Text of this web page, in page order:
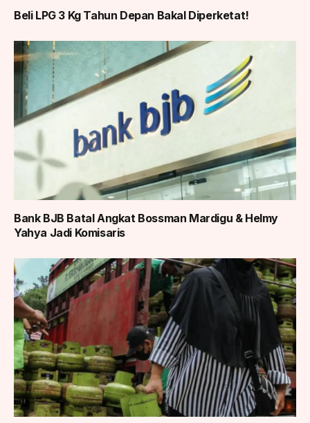
Beli LPG 3 Kg Tahun Depan Bakal Diperketat!
Bank BJB Batal Angkat Bossman Mardigu & Helmy
Yahya Jadi Komisaris